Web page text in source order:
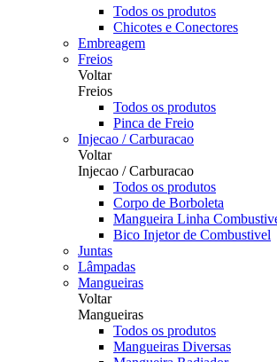
Todos os produtos
Chicotes e Conectores
Embreagem
Freios
Voltar
Freios
Todos os produtos
Pinca de Freio
Injecao / Carburacao
Voltar
Injecao / Carburacao
Todos os produtos
Corpo de Borboleta
Mangueira Linha
Bico Injetor de Combustivel
Juntas
Lâmpadas
Mangueiras
Voltar
Mangueiras
Todos os produtos
Mangueiras Diversas